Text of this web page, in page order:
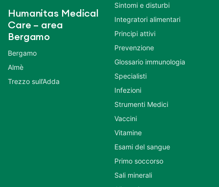
Humanitas Medical
Care – area
Bergamo
Bergamo
Almè
Trezzo sull’Adda
Sintomi e disturbi
Integratori alimentari
Principi attivi
Prevenzione
Glossario immunologia
Specialisti
Infezioni
Strumenti Medici
Vaccini
Vitamine
Esami del sangue
Primo soccorso
Sali minerali